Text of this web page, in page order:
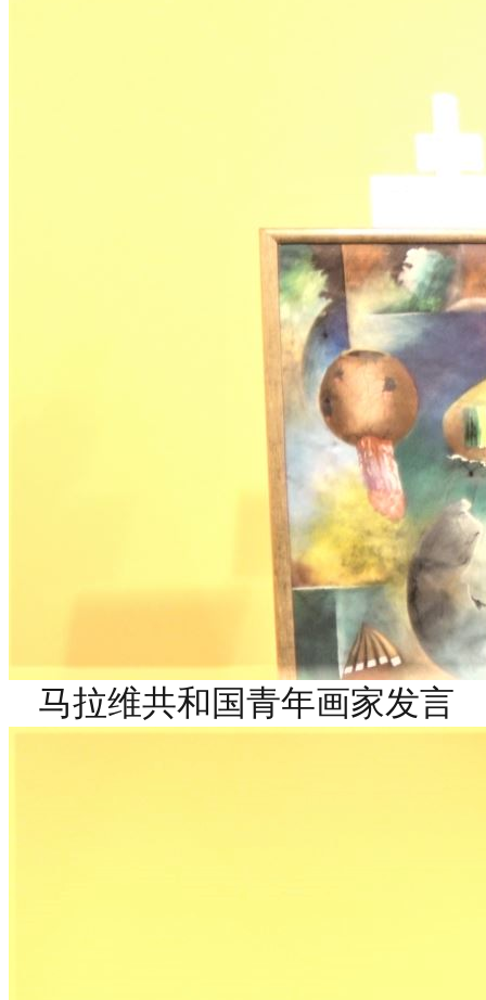
马拉维共和国青年画家发言